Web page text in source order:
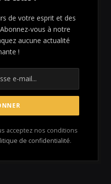
de votre esprit et des
vous à notre
aucune actualité
!
acceptez nos conditions
de confidentialité.